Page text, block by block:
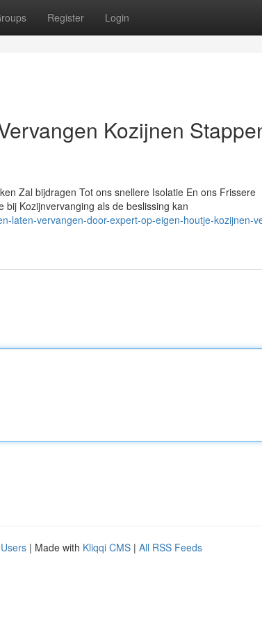
Register Login
Kozijnen
Zal bijdragen Tot ons snellere Isolatie En ons Frissere
Kozijnvervanging als de beslissing kan
laten-vervangen-door-expert-op-eigen-houtje-kozijnen-
| Made with Kliqqi CMS | All RSS Feeds